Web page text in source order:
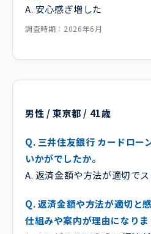
A. 安心感ぎ増した
調査時期：2026年6月
男性 / 東京都 / 41歳
Q. 三井住友銀行 カードロー
いかがでしたか。
A. 返済金額や方法が適切で
Q. 返済金額や方法が適切と
仕組みや案内が理由になりま